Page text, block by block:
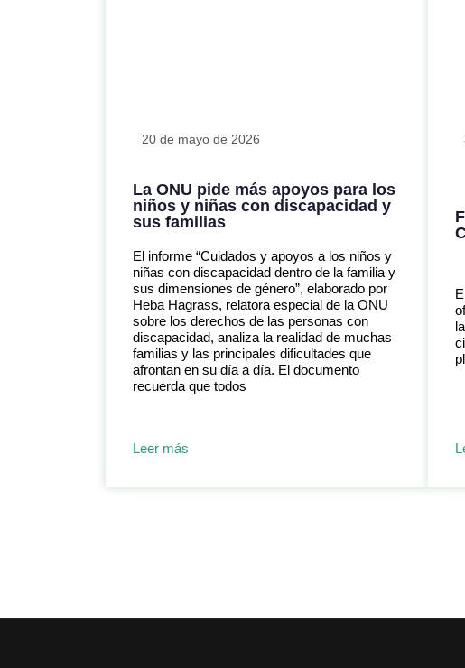
20 de mayo de 2026
La ONU pide más apoyos para los
niños y niñas con discapacidad y
sus familias
El informe “Cuidados y apoyos a los niños y
niñas con discapacidad dentro de la familia y
sus dimensiones de género”, elaborado por
Heba Hagrass, relatora especial de la ONU
sobre los derechos de las personas con
discapacidad, analiza la realidad de muchas
familias y las principales dificultades que
afrontan en su día a día. El documento
recuerda que todos
Leer más